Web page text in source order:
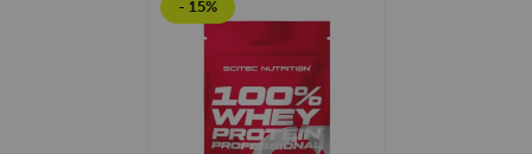
- 15%